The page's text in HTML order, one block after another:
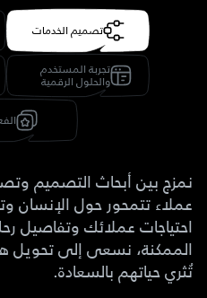
تصميم الخدمات
تجربة المستخدم
والحلول الرقمية
نمزج بين أبحاث التصميم
عملاء تتمحور حول الإنسان
احتياجات عملائك وتفاصيل
الممكنة، نسعى إلى تحويل
تُثري حياتهم بالسعادة.